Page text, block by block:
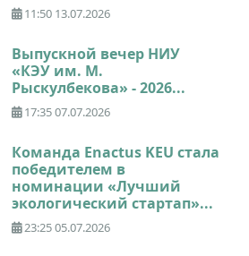
11:50 13.07.2026
Выпускной вечер НИУ
«КЭУ им. М.
Рыскулбекова» - 2026...
17:35 07.07.2026
Команда Enactus KEU стала
победителем в
номинации «Лучший
экологический стартап»...
23:25 05.07.2026